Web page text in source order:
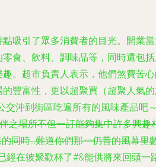
吸引了眾多消費者的目光。開業
食、飲料、調味品等，同時還包
。超市負責人表示，他們煞費苦心
豐富性，更以超聚買（超聚人氣
沖到街區吃遍所有的風味產品吧
之場所不但一訂能夠集中許多興趣
同時…難道你們那一仍昔的風幕里
在彼聚歡杯了#&能供將來回頭一